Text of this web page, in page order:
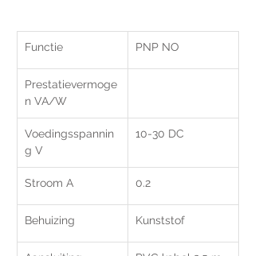
Functie PNP NO
Prestatievermoge
n VA/W
Voedingsspannin
g V
10-30 DC
Stroom A 0.2
Behuizing Kunststof